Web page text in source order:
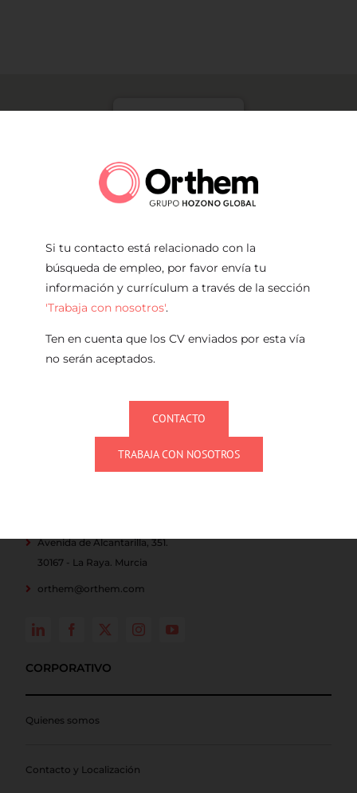
30167 - La Raya. Murcia
Avenida de Alcantarilla, 351.
30167 - La Raya. Murcia
orthem@orthem.com
CORPORATIVO
Quienes somos
Contacto y Localización
Si tu contacto está relacionado con la
búsqueda de empleo, por favor envía tu
información y currículum a través de la sección
'Trabaja con nosotros'.
Ten en cuenta que los CV enviados por esta vía
no serán aceptados.
CONTACTO
TRABAJA CON NOSOTROS